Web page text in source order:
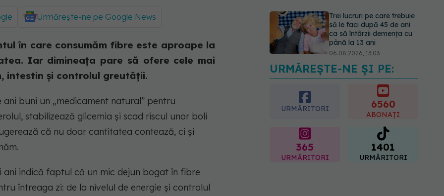
Urmărește-ne pe Google News
în care consumăm fibre este aproape la
Iar dimineața pare să ofere cele mai
intestin și controlul greutății.
buni un „medicament natural” pentru
stabilizează glicemia și scad riscul unor boli
că nu doar cantitatea contează, ci și
indică faptul că un mic dejun bogat în fibre
întreaga zi: de la nivelul de energie și controlul
Trei lucruri pe care trebuie
să le faci după 45 de ani
ca să întârzii demența cu
până la 13 ani
06.08.2026, 13:03
Colebil și Panzcebil,
blocate temporar în
farmacii. ANMDMR
explică de ce a luat
URMĂREȘTE-NE ȘI PE:
URMĂRITORI 6560
ABONAȚI
365
URMĂRITORI
1401
URMĂRITORI